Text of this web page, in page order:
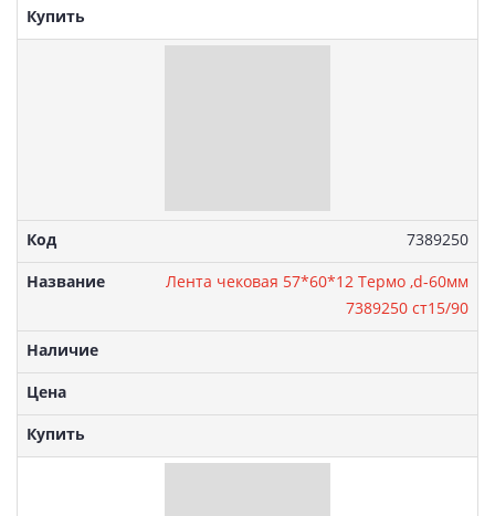
Артикул:
7389250
Лента чековая 57*60*12 Термо ,d-60мм
7389250 ст15/90